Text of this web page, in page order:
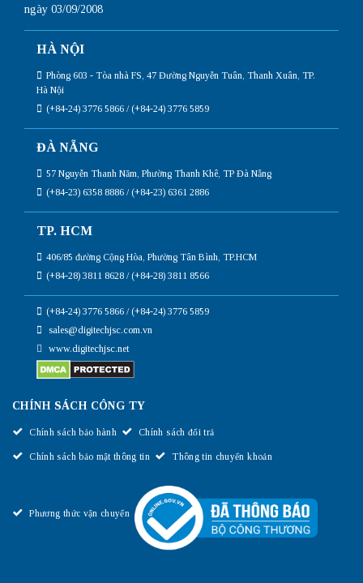
ngày 03/09/2008
HÀ NỘI
Phòng 603 - Tòa nhà FS, 47 Đường Nguyễn Tuân, Thanh Xuân, TP.
Hà Nội
(+84-24) 3776 5866 / (+84-24) 3776 5859
ĐÀ NẴNG
57 Nguyễn Thanh Năm, Phường Thanh Khê, TP Đà Nẵng
(+84-23) 6358 8886 / (+84-23) 6361 2886
TP. HCM
406/85 đường Cộng Hòa, Phường Tân Bình, TP.HCM
(+84-28) 3811 8628 / (+84-28) 3811 8566
(+84-24) 3776 5866 / (+84-24) 3776 5859
sales@digitechjsc.com.vn
www.digitechjsc.net
CHÍNH SÁCH CÔNG TY
Chính sách bảo hành Chính sách đổi trả
Chính sách bảo mật thông tin Thông tin chuyển khoản
Phương thức vận chuyển